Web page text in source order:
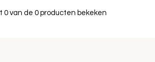
0 van de 0 producten bekeken